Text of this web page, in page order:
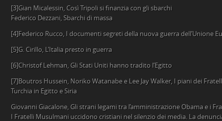
[3]Gian Micalessin, Così Tripoli si finanzia con gli sbarchi
Federico Dezzani, Sbarchi di massa
[4]Federico Rucco, I documenti segreti della nuova guerra dell’Unione
[5]G. Cirillo, L’Italia presto in guerra
[6]Christof Lehman, Gli Stati Uniti hanno tradito l’Egitto
[7]Boutros Hussein, Noriko Watanabe e Lee Jay Walker, I piani dei
Turchia in Egitto e Siria
Giovanni Giacalone, Gli strani legami tra l’amministrazione Obama e i
I Fratelli Musulmani uccidono cristiani nel silenzio dei media. La